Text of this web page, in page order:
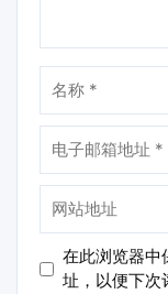
称
子
邮
箱
地
址
站
址
在此浏览器中
址，以便下次